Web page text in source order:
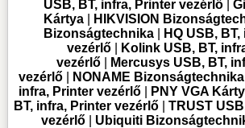
USB, BT, infra, Printer vezérlő|
Kártya| HIKVISION
Bizonságtechnika
HQ USB,
vezérlő|
Kolink USB, BT,
vezérlő
Mercusys USB, BT,
vezérlő| NONAME Bizonságtechnika
infra, Printer vezérlő| PNY VGA
BT, infra, Printer vezérlő |TRUST
vezérlő| Ubiquiti